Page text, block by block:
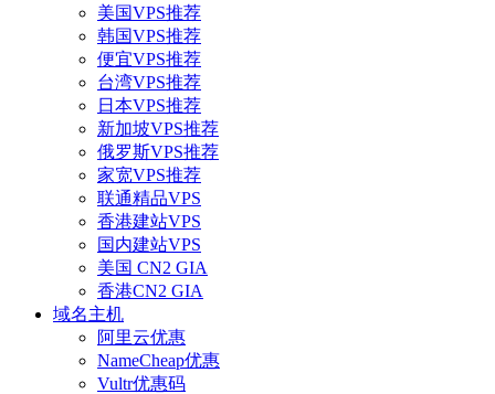
美国VPS推荐
韩国VPS推荐
便宜VPS推荐
台湾VPS推荐
日本VPS推荐
新加坡VPS推荐
俄罗斯VPS推荐
家宽VPS推荐
联通精品VPS
香港建站VPS
国内建站VPS
美国 CN2 GIA
香港CN2 GIA
域名主机
阿里云优惠
NameCheap优惠
Vultr优惠码